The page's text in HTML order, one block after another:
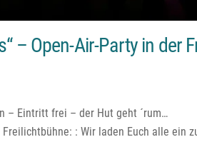
– Open-Air-Party in der
– Eintritt frei – der Hut geht ´rum…
Freilichtbühne: : Wir laden Euch alle